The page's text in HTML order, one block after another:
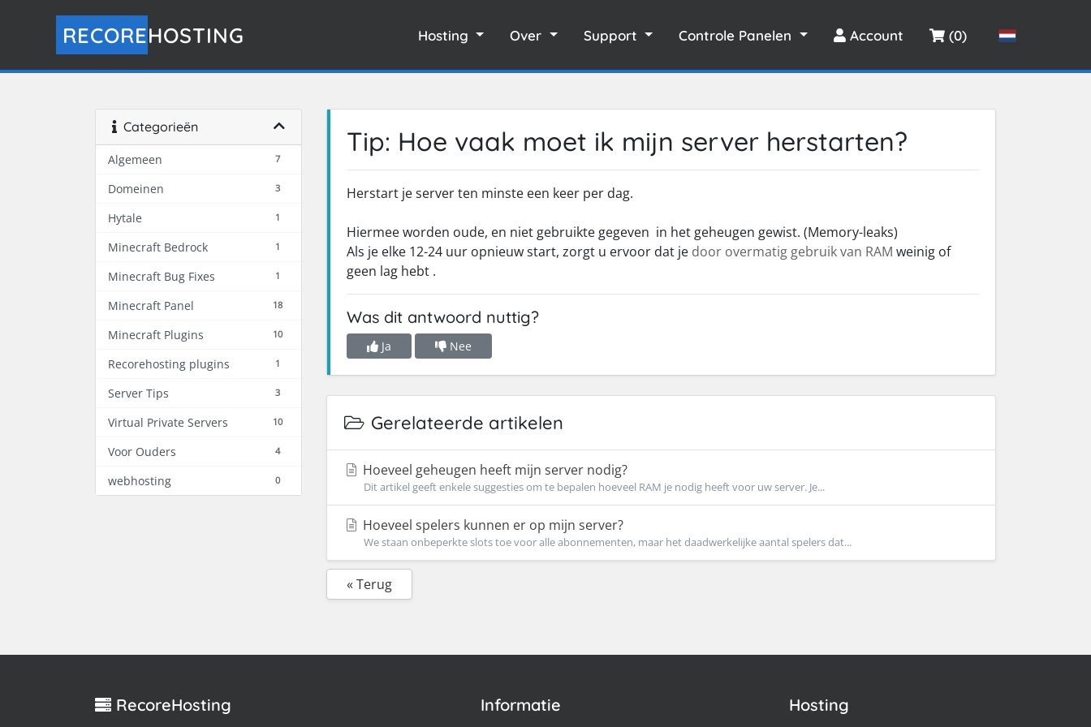
RECOREHOSTING Hosting Over Support Controle Panelen Account (0)
Categorieën
7
Algemeen
3
Domeinen
1
Hytale
1
Minecraft Bedrock
1
Minecraft Bug Fixes
18
Minecraft Panel
10
Minecraft Plugins
1
Recorehosting plugins
3
Server Tips
10
Virtual Private Servers
4
Voor Ouders
0
webhosting
Tip: Hoe vaak moet ik mijn server herstarten?
Herstart je server ten minste een keer per dag.
Hiermee worden oude, en niet gebruikte gegeven in het geheugen gewist. (Memory-leaks)
Als je elke 12-24 uur opnieuw start, zorgt u ervoor dat je door overmatig gebruik van RAM weinig of
geen lag hebt .
Was dit antwoord nuttig?
Ja Nee
Gerelateerde artikelen
Hoeveel geheugen heeft mijn server nodig?
Dit artikel geeft enkele suggesties om te bepalen hoeveel RAM je nodig heeft voor uw server. Je...
Hoeveel spelers kunnen er op mijn server?
We staan onbeperkte slots toe voor alle abonnementen, maar het daadwerkelijke aantal spelers dat...
« Terug
RecoreHosting Informatie Hosting